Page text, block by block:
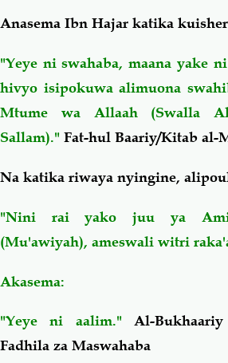
Anasema Ibn Hajar katika
"Yeye ni swahaba, maana yake
hivyo isipokuwa alimuona
Mtume wa Allaah (Swalla
Sallam)." Fat-hul Baariy/Kitab al-
Na katika riwaya nyingine,
"Nini rai yako juu ya
(Mu'awiyah), ameswali witri
Akasema:
"Yeye ni aalim." Al-
Fadhila za Maswahaba